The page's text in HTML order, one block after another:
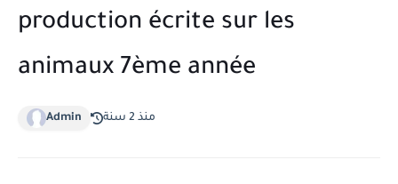
production écrite sur les
animaux 7ème année
Admin منذ 2 سنة